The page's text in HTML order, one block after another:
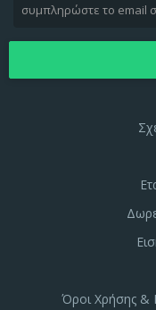
Όροι Χρήσης &